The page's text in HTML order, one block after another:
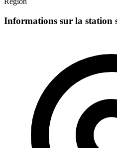
Informations sur la station